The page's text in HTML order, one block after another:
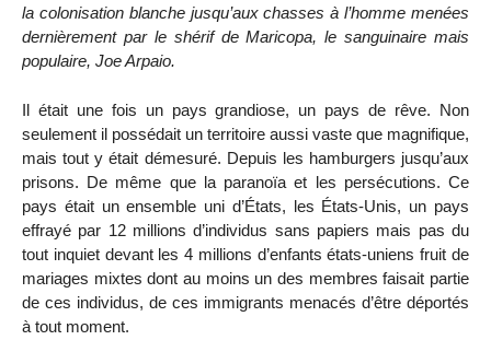
la colonisation blanche jusqu’aux chasses à l’homme menées
dernièrement par le shérif de Maricopa, le sanguinaire mais
populaire, Joe Arpaio.
Il était une fois un pays grandiose, un pays de rêve. Non
seulement il possédait un territoire aussi vaste que magnifique,
mais tout y était démesuré. Depuis les hamburgers jusqu’aux
prisons. De même que la paranoïa et les persécutions. Ce
pays était un ensemble uni d’États, les États-Unis, un pays
effrayé par 12 millions d’individus sans papiers mais pas du
tout inquiet devant les 4 millions d’enfants états-uniens fruit de
mariages mixtes dont au moins un des membres faisait partie
de ces individus, de ces immigrants menacés d’être déportés
à tout moment.